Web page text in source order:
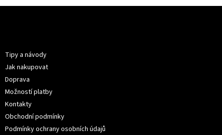
Tipy a návody
Jak nakupovat
Doprava
Možností platby
Kontakty
Obchodní podmínky
Podmínky ochrany osobních údajů